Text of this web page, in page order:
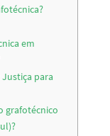
em
para
grafotécnico